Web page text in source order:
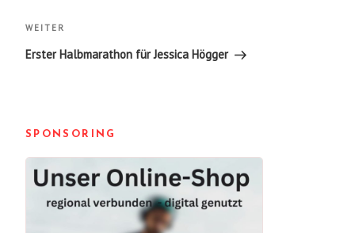
Nächster
Beitrag
WEITER
Erster Halbmarathon für Jessica Högger
SPONSORING